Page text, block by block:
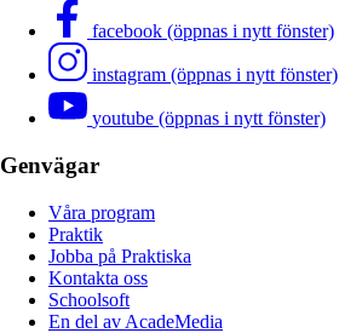
facebook (öppnas i nytt fönster)
instagram (öppnas i nytt fönster)
youtube (öppnas i nytt fönster)
Genvägar
Våra program
Praktik
Jobba på Praktiska
Kontakta oss
Schoolsoft
En del av AcadeMedia